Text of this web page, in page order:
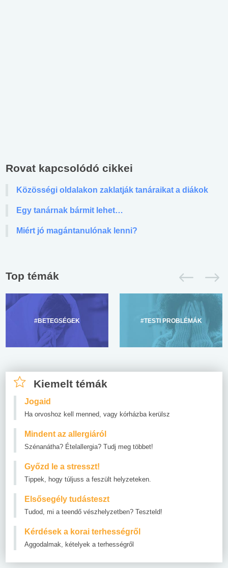
Rovat kapcsolódó cikkei
Közösségi oldalakon zaklatják tanáraikat a diákok
Egy tanárnak bármit lehet…
Miért jó magántanulónak lenni?
Top témák
#BETEGSÉGEK #TESTI PROBLÉMÁK
Kiemelt témák
Jogaid
Ha orvoshoz kell menned, vagy kórházba kerülsz
Mindent az allergiáról
Szénanátha? Ételallergia? Tudj meg többet!
Győzd le a stresszt!
Tippek, hogy túljuss a feszült helyzeteken.
Elsősegély tudásteszt
Tudod, mi a teendő vészhelyzetben? Teszteld!
Kérdések a korai terhességről
Aggodalmak, kételyek a terhességről